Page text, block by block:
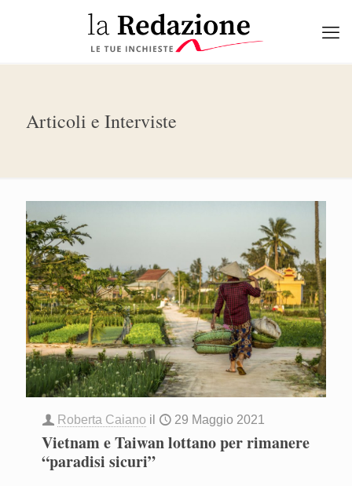
Articoli e Interviste
Roberta Caiano il 29 Maggio 2021
Vietnam e Taiwan lottano per rimanere
“paradisi sicuri”